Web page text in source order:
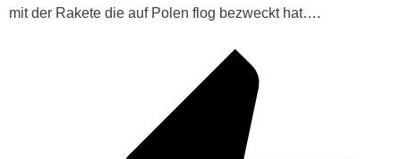
mit der Rakete die auf Polen flog bezweckt hat….